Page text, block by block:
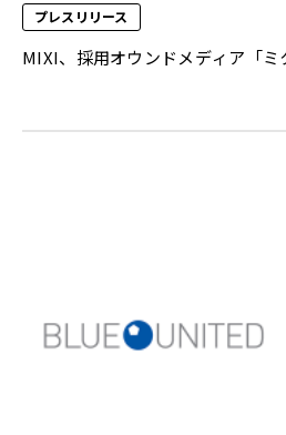
プレスリリース
MIXI、採用オウンドメディア「